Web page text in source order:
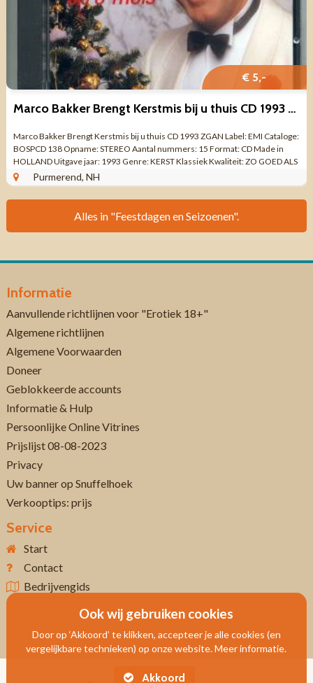
€ 5,-
Marco Bakker Brengt Kerstmis bij u thuis CD 1993 ZGAN
Marco Bakker Brengt Kerstmis bij u thuis CD 1993 ZGAN Label: EMI Cataloge:
BOSPCD 138 Opname: STEREO Aantal nummers: 15 Format: CD Made in
HOLLAND Uitgave jaar: 1993 Genre: KERST Klassiek Kwaliteit: ZO GOED ALS
NIEUW ...Purmerend, NH
Alles in "Feestdagen en Seizoenen".
Informatie
Aanvullende richtlijnen voor "Erotiek 18+"
Algemene richtlijnen
Algemene Voorwaarden
Doneer
Geblokkeerde accounts
Informatie & Hulp
Persoonlijke Online Vitrines
Prijslijst 08-08-2023
Privacy
Uw banner op Snuffelhoek
Verkooptips: prijs
Service
Start
Contact
Bedrijvengids
Ook wij gebruiken cookies
Door op ‘Akkoord’ te klikken, accepteer je alle cookies (en
vergelijkbare technieken) op onze website. Meer informatie.
Akkoord